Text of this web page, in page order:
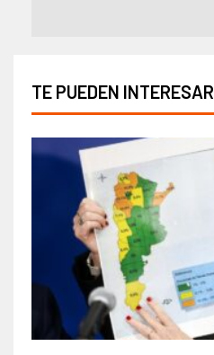
TE PUEDEN INTERESAR